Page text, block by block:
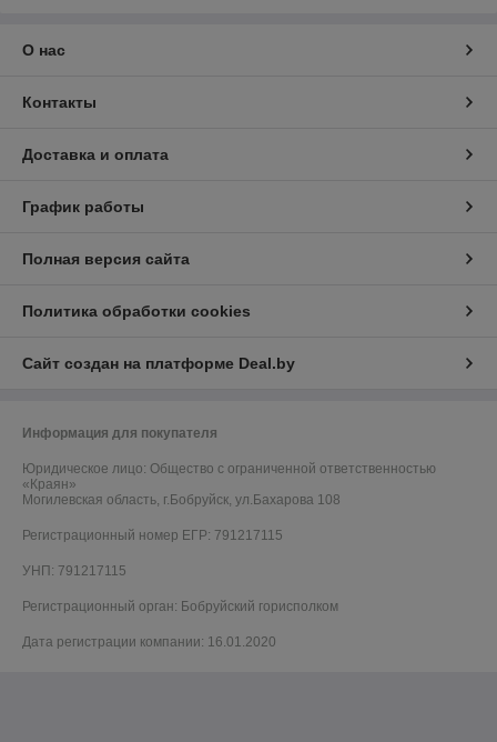
О нас
Контакты
Доставка и оплата
График работы
Полная версия сайта
Политика обработки cookies
Сайт создан на платформе Deal.by
Информация для покупателя
Юридическое лицо: Общество с ограниченной ответственностью
«Краян»
Могилевская область, г.Бобруйск, ул.Бахарова 108
Регистрационный номер ЕГР: 791217115
УНП: 791217115
Регистрационный орган: Бобруйский горисполком
Дата регистрации компании: 16.01.2020